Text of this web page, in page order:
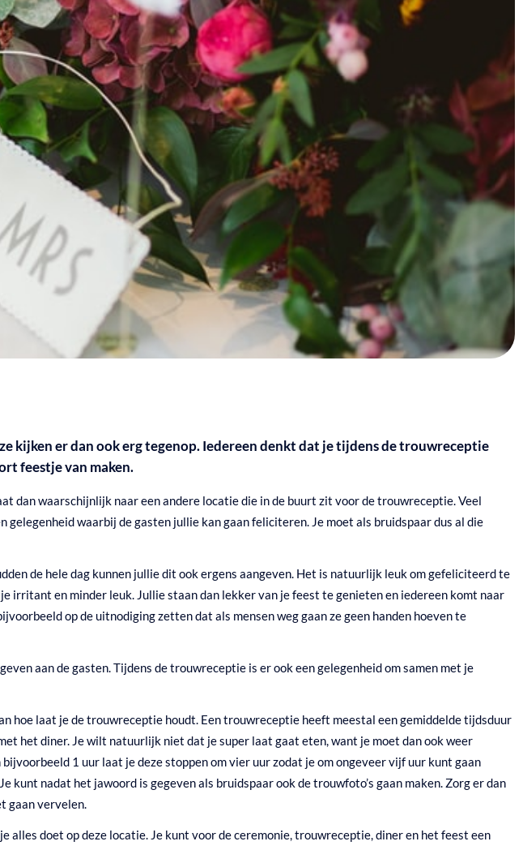
kijken er dan ook erg tegenop. Iedereen denkt dat je tijdens de trouwreceptie
feestje van maken.
dan waarschijnlijk naar een andere locatie die in de buurt zit voor de trouwreceptie. Veel
waarbij de gasten jullie kan gaan feliciteren. Je moet als bruidspaar dus al die
de hele dag kunnen jullie dit ook ergens aangeven. Het is natuurlijk leuk om gefeliciteerd te
irritant en minder leuk. Jullie staan dan lekker van je feest te genieten en iedereen komt naar
op de uitnodiging zetten dat als mensen weg gaan ze geen handen hoeven te
aan de gasten. Tijdens de trouwreceptie is er ook een gelegenheid om samen met je
hoe laat je de trouwreceptie houdt. Een trouwreceptie heeft meestal een gemiddelde tijdsduur
het diner. Je wilt natuurlijk niet dat je super laat gaat eten, want je moet dan ook weer
1 uur laat je deze stoppen om vier uur zodat je om ongeveer vijf uur kunt gaan
kunt nadat het jawoord is gegeven als bruidspaar ook de trouwfoto’s gaan maken. Zorg er dan
gaan vervelen.
doet op deze locatie. Je kunt voor de ceremonie, trouwreceptie, diner en het feest een